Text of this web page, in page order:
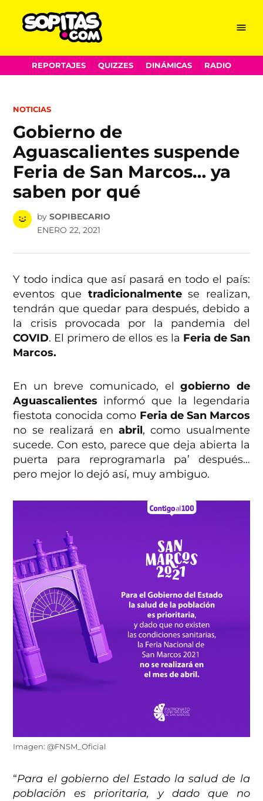
Skip
to
Menu
REPORTAJES QUIZZES DINÁMICAS RADIO
POSTED
NOTICIAS
Gobierno de
Aguascalientes suspende
Feria de San Marcos… ya
saben por qué
by SOPIBECARIO
ENERO 22, 2021
Y todo indica que así pasará en todo el país:
eventos que tradicionalmentese realizan,
tendrán que quedar para después, debido a
la crisis provocada por la pandemia del
COVID. El primero de ellos es la Feria de San
Marcos.
En un breve comunicado, elgobierno de
Aguascalientes informó que la legendaria
fiestota conocida como Feria de San Marcos
no se realizará en abril, como usualmente
sucede. Con esto, parece que deja abierta la
puerta para reprogramarla pa’ después…
pero mejor lo dejó así, muy ambiguo.
Imagen: @FNSM_Oficial
“Para el gobierno del Estado la salud de la
población es prioritaria, y dado que no